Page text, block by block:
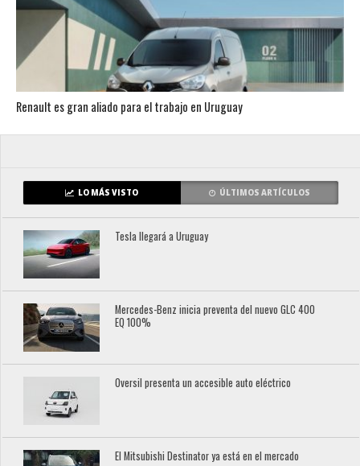
Renault es gran aliado para el trabajo en Uruguay
LO MÁS VISTO ÚLTIMOS ARTÍCULOS
Tesla llegará a Uruguay
Mercedes-Benz inicia preventa del nuevo GLC 400
EQ 100%
Oversil presenta un accesible auto eléctrico
El Mitsubishi Destinator ya está en el mercado